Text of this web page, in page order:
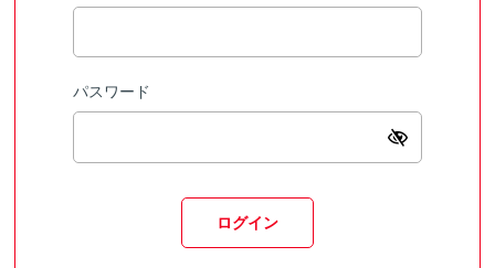
パスワード
ログイン